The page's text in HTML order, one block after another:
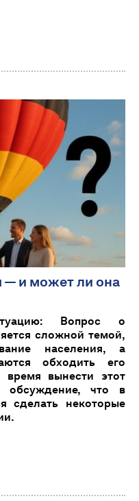
— и может ли она
Вопрос о
сложной темой,
населения, а
обходить его
вынести этот
обсуждение, что в
сделать некоторые